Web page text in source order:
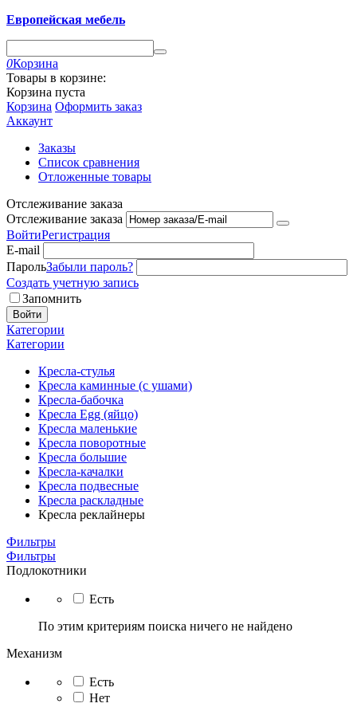
Европейская мебель
0Корзина
Товары в корзине:
Корзина пуста
Корзина Оформить заказ
Аккаунт
Заказы
Список сравнения
Отложенные товары
Отслеживание заказа
Отслеживание заказа
ВойтиРегистрация
E-mail
ПарольЗабыли пароль?
Создать учетную запись
Запомнить
Войти
Категории
Категории
Кресла-стулья
Кресла каминные (с ушами)
Кресла-бабочка
Кресла Egg (яйцо)
Кресла маленькие
Кресла поворотные
Кресла большие
Кресла-качалки
Кресла подвесные
Кресла раскладные
Кресла реклайнеры
Фильтры
Фильтры
Подлокотники
Есть
По этим критериям поиска ничего не найдено
Механизм
Есть
Нет